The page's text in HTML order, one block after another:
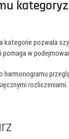
kategorie pozwala
pomaga w
harmonogramu
rozliczeniami.